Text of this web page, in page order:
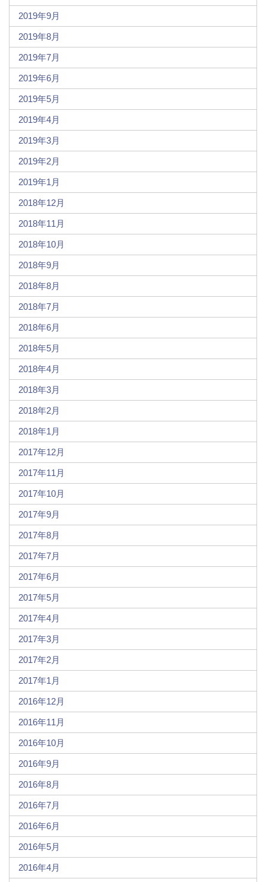
2019年9月
2019年8月
2019年7月
2019年6月
2019年5月
2019年4月
2019年3月
2019年2月
2019年1月
2018年12月
2018年11月
2018年10月
2018年9月
2018年8月
2018年7月
2018年6月
2018年5月
2018年4月
2018年3月
2018年2月
2018年1月
2017年12月
2017年11月
2017年10月
2017年9月
2017年8月
2017年7月
2017年6月
2017年5月
2017年4月
2017年3月
2017年2月
2017年1月
2016年12月
2016年11月
2016年10月
2016年9月
2016年8月
2016年7月
2016年6月
2016年5月
2016年4月